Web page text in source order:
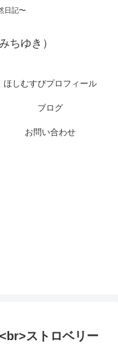
日記〜
ちゆき）
ほしむすびプロフィール
ブログ
お問い合わせ
ストロベリー